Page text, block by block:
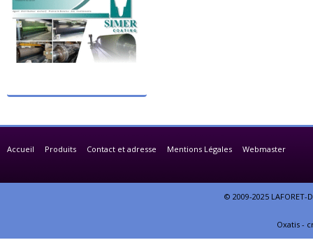
Accueil Produits Contact et adresse Mentions Légales Webmaster
© 2009-2025 LAFORET-
Oxatis -